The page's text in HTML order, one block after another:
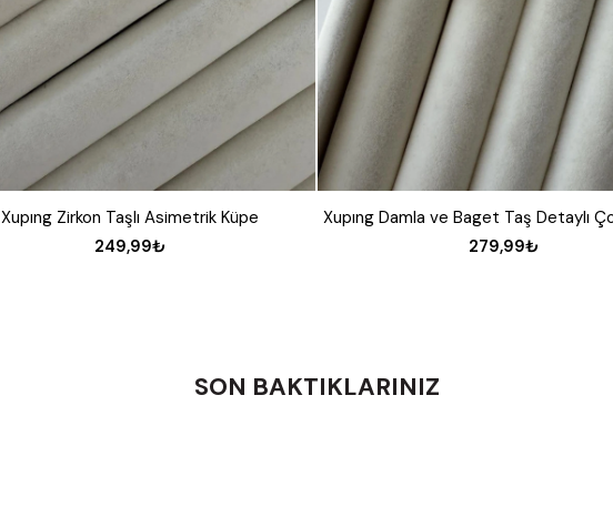
Xupıng Zirkon Taşlı Asimetrik Küpe
249,99₺
279,99₺
SON BAKTIKLARINIZ